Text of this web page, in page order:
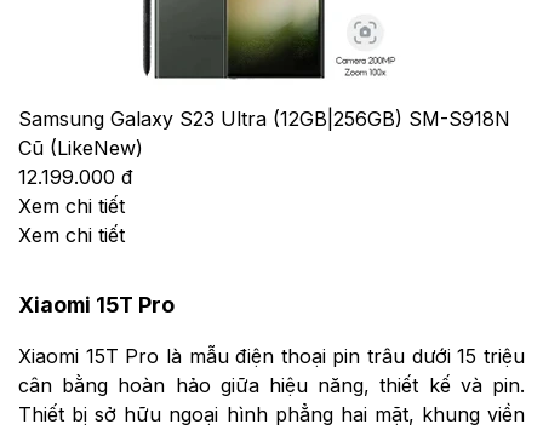
Samsung Galaxy S23 Ultra (12GB|256GB) SM-S918N
Cũ (LikeNew)
12.199.000 đ
Xem chi tiết
Xem chi tiết
Xiaomi 15T Pro
Xiaomi 15T Pro là mẫu điện thoại pin trâu dưới 15 triệu
cân bằng hoàn hảo giữa hiệu năng, thiết kế và pin.
Thiết bị sở hữu ngoại hình phẳng hai mặt, khung viền